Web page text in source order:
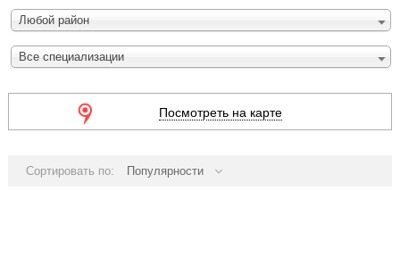
Любой район
Все специализации
Посмотреть на карте
Сортировать по: Популярности